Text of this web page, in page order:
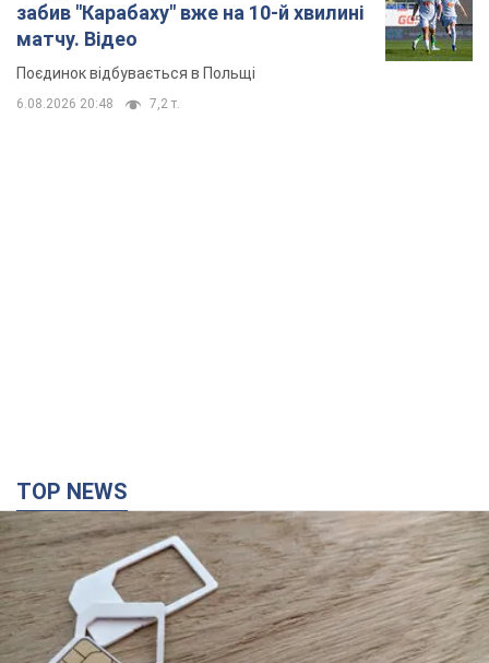
забив "Карабаху" вже на 10-й хвилині
матчу. Відео
Поєдинок відбувається в Польщі
6.08.2026 20:48 7,2 т.
TOP NEWS